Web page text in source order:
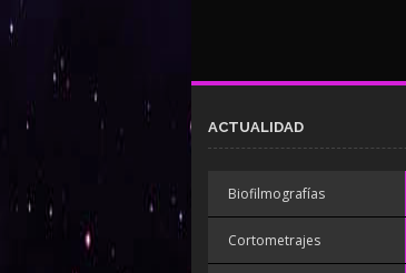
ACTUALIDAD
Biofilmografías
Cortometrajes